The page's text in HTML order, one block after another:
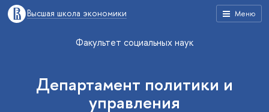
Меню
Высшая школа экономики
Факультет социальных наук
Департамент политики и
управления